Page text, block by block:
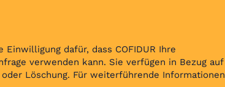
dafür, dass COFIDUR Ihre
verwenden kann. Sie verfügen in Bezug auf
Löschung. Für weiterführende Informationen